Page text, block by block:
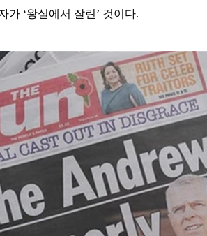
가 ‘왕실에서 잘린’ 것이다.